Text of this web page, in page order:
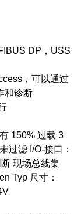
DP，USS
，可以通过
和诊断
150% 过载 3
过滤 I/O-接口：
现场总线集
Typ 尺寸：